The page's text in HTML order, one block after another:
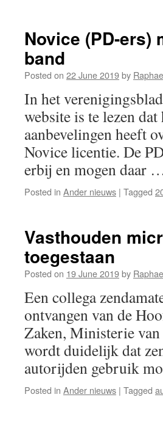
Novice (PD-ers)
band
Posted on 22 June 2019by
In het
website is te lezen
aanbevelingen heeft
Novice licentie. De
erbij en mogen daar
Posted in Ander nieuws | Tagged
Vasthouden
toegestaan
Posted on 19 June 2019by
Een collega
ontvangen van de
Zaken, Ministerie
wordt duidelijk dat
autorijden gebruik
Posted in Ander nieuws | Tagged